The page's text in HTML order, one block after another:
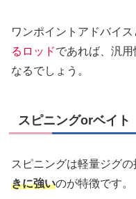
ワンポイントアドバイス
るロッドであれば、汎
なるでしょう。
スピニングorベイト
スピニングは軽量ジグの
きに強いのが特徴です。